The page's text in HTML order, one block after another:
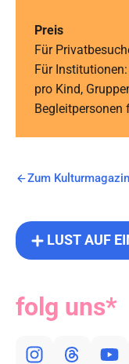
Preis
Für
Für
pro Kind,
Begleitpersonen
Zum Kulturmagazin
folg uns*
LUST AUF